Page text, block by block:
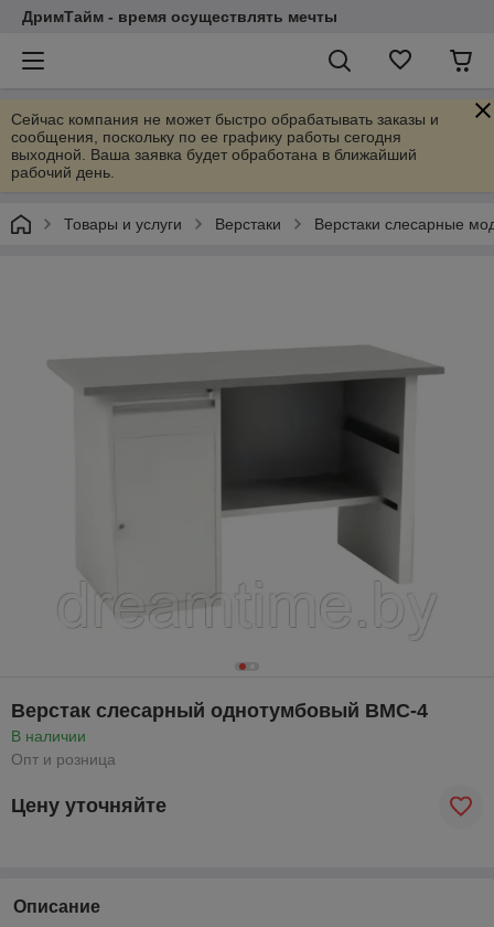
ДримТайм - время осуществлять мечты
Сейчас компания не может быстро обрабатывать заказы и
сообщения, поскольку по ее графику работы сегодня
выходной. Ваша заявка будет обработана в ближайший
рабочий день.
Товары и услуги Верстаки Верстаки слесарные
Верстак слесарный однотумбовый ВМС-4
В наличии
Опт и розница
Цену уточняйте
Описание